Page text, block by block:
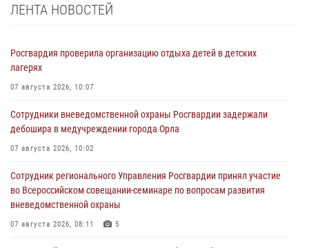
ЛЕНТА НОВОСТЕЙ
Росгвардия проверила организацию отдыха детей в детских
лагерях
07 августа 2026, 10:07
Сотрудники вневедомственной охраны Росгвардии задержали
дебошира в медучреждении города Орла
07 августа 2026, 10:02
Сотрудник регионального Управления Росгвардии принял участие
во Всероссийском совещании-семинаре по вопросам развития
вневедомственной охраны
07 августа 2026, 08:11 5